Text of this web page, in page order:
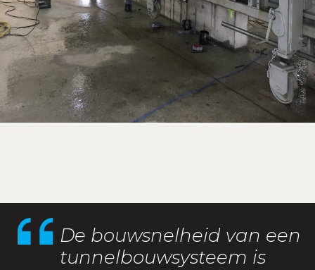
De bouwsnelheid van een
tunnelbouwsysteem is